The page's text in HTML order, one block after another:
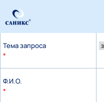
Тема запроса
*
Ф.И.О.
*